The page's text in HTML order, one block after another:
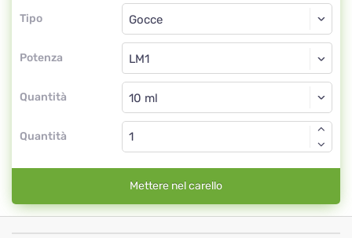
Tipo
Tipo
Potenza
Gocce
LM1
Quantità
Gocce
Quantità
Mettere nel carello